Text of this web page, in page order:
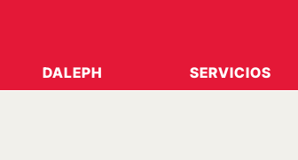
DALEPH SERVICIOS